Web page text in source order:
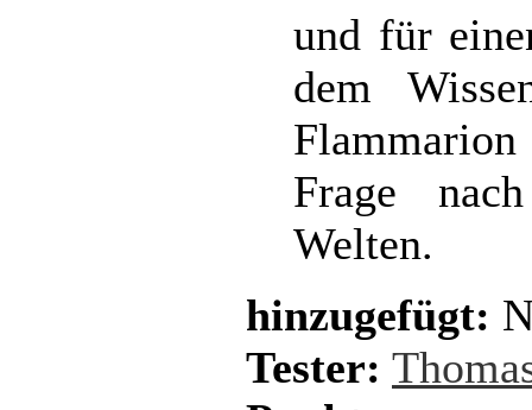
und für
dem
Frage
Welten.
hinzugefügt:
Tester: